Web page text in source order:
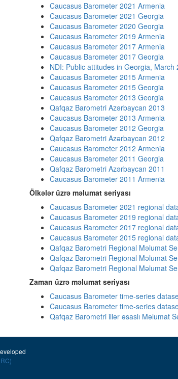
Caucasus Barometer 2021 Armenia
Caucasus Barometer 2021 Georgia
Caucasus Barometer 2020 Georgia
Caucasus Barometer 2019 Armenia
Caucasus Barometer 2017 Armenia
Caucasus Barometer 2017 Georgia
NDI: Public attitudes in Georgia, March
Caucasus Barometer 2015 Armenia
Caucasus Barometer 2015 Georgia
Caucasus Barometer 2013 Georgia
Qafqaz Barometri Azərbaycan 2013
Caucasus Barometer 2013 Armenia
Caucasus Barometer 2012 Georgia
Qafqaz Barometri Azərbaycan 2012
Caucasus Barometer 2012 Armenia
Caucasus Barometer 2011 Georgia
Qafqaz Barometri Azərbaycan 2011
Caucasus Barometer 2011 Armenia
Ölkələr üzrə məlumat seriyası
Caucasus Barometer 2021 regional
Caucasus Barometer 2019 regional
Caucasus Barometer 2017 regional
Caucasus Barometer 2015 regional
Qafqaz Barometri Regional Məlumat
Qafqaz Barometri Regional Məlumat
Qafqaz Barometri Regional Məlumat
Zaman üzrə məlumat seriyası
Caucasus Barometer time-series
Caucasus Barometer time-series
Qafqaz Barometri illər əsaslı Məlumat